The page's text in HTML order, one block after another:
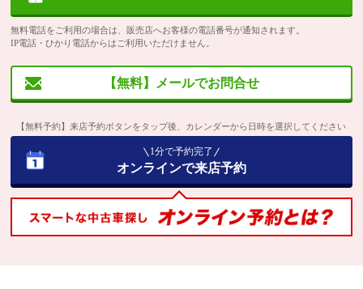
無料電話をご利用の場合は、販売店へお客様の電話番号が通知されます。
IP電話・ひかり電話からはご利用いただけません。
【無料】メールでお問合せ
【無料予約】来店予約ボタンをタップ後、カレンダーから日時を選択してください
1分で予約完了
オンラインで来店予約